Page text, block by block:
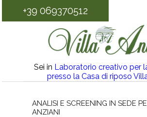
+39 069370512
Sei in Laboratorio creativo per
presso la Casa di riposo
ANALISI E SCREENING IN SEDE
ANZIANI